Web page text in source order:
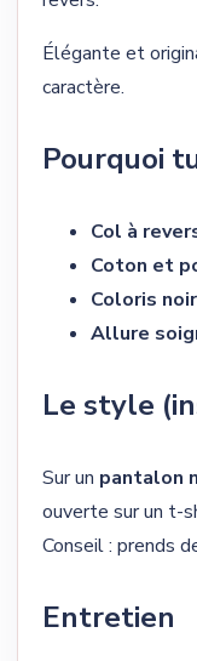
Élégante et
caractère.
Pourquoi
Col à
Coton et
Coloris
Allure
Le style
Sur un pantalon
ouverte sur un t-
Conseil : prends
Entretien